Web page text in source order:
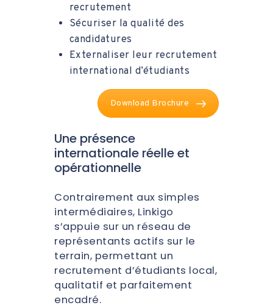
recrutement
Sécuriser la qualité des
candidatures
Externaliser leur recrutement
international d’étudiants
Download Brochure
Une présence
internationale réelle et
opérationnelle
Contrairement aux simples
intermédiaires, Linkigo
s’appuie sur un réseau de
représentants actifs sur le
terrain, permettant un
recrutement d’étudiants local,
qualitatif et parfaitement
encadré.